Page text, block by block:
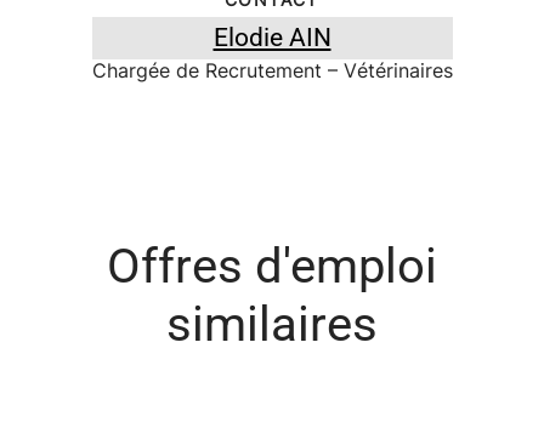
Elodie AIN
Chargée de Recrutement – Vétérinaires
Offres d'emploi
similaires